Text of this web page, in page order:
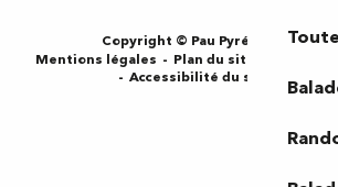
Copyright © Pau Pyrénées
Mentions légales
Plan du site
Accessibilité du site : Non-